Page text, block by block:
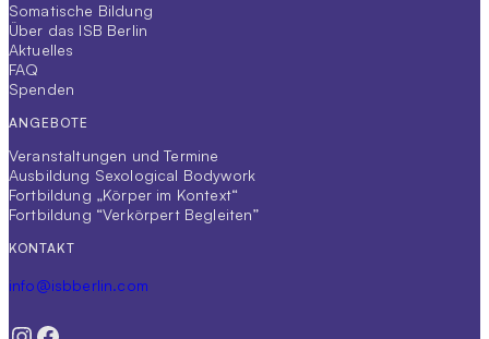
Somatische Bildung
Über das ISB Berlin
Aktuelles
FAQ
Spenden
ANGEBOTE
Veranstaltungen und Termine
Ausbildung Sexological Bodywork
Fortbildung „Körper im Kontext“
Fortbildung “Verkörpert Begleiten”
KONTAKT
info@isbberlin.com